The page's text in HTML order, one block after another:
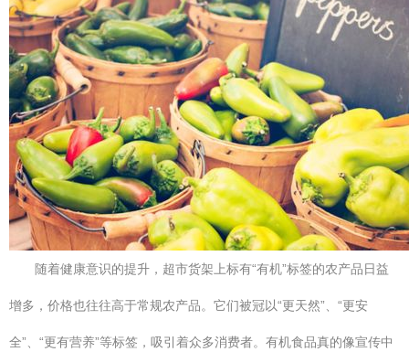
随着健康意识的提升，超市货架上标有“有机”标签的农产品日益
增多，价格也往往高于常规农产品。它们被冠以“更天然”、“更安
全”、“更有营养”等标签，吸引着众多消费者。有机食品真的像宣传中